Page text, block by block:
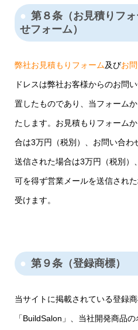
第８条（お見積りフ
せフォーム）
弊社お見積もりフォーム及びお
ドレスは弊社お客様からのお問
置したものであり、当フォーム
たします。お見積もりフォーム
合は3万円（税別）、お問い合わ
送信された場合は3万円（税別）
可を得ず営業メールを送信され
受けます。
第９条（登録商標）
当サイトに掲載されている登録商
「BuildSalon」、当社開発商品